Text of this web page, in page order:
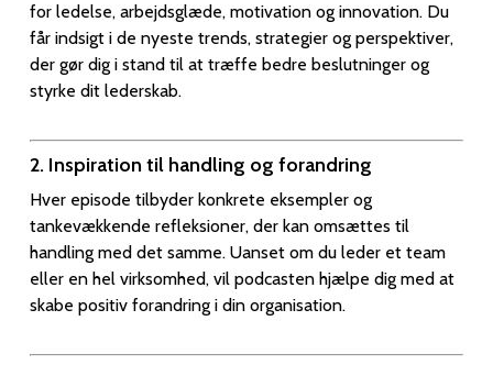
for ledelse, arbejdsglæde, motivation og innovation. Du
får indsigt i de nyeste trends, strategier og perspektiver,
der gør dig i stand til at træffe bedre beslutninger og
styrke dit lederskab.
2. Inspiration til handling og forandring
Hver episode tilbyder konkrete eksempler og
tankevækkende refleksioner, der kan omsættes til
handling med det samme. Uanset om du leder et team
eller en hel virksomhed, vil podcasten hjælpe dig med at
skabe positiv forandring i din organisation.